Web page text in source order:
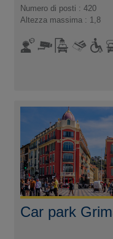
Numero di posti : 420
Altezza massima : 1,8
Car park